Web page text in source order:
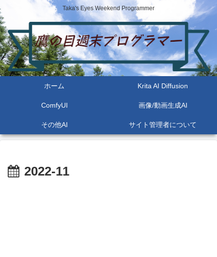
Taka's Eyes Weekend Programmer
ホーム Krita AI Diffusion
ComfyUI 画像/動画生成AI
その他AI サイト管理者について
2022-11